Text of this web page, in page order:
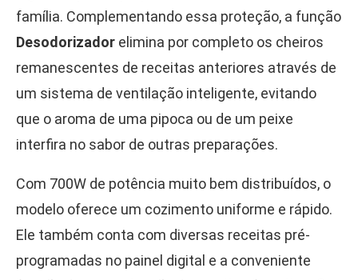
família. Complementando essa proteção, a função
Desodorizador elimina por completo os cheiros
remanescentes de receitas anteriores através de
um sistema de ventilação inteligente, evitando
que o aroma de uma pipoca ou de um peixe
interfira no sabor de outras preparações.
Com 700W de potência muito bem distribuídos, o
modelo oferece um cozimento uniforme e rápido.
Ele também conta com diversas receitas pré-
programadas no painel digital e a conveniente